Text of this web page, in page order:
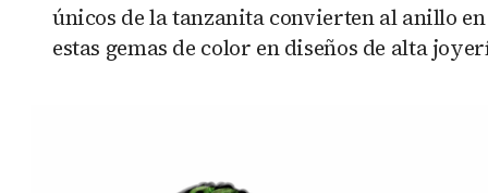
únicos de la tanzanita convierten al anillo
estas gemas de color en diseños de alta